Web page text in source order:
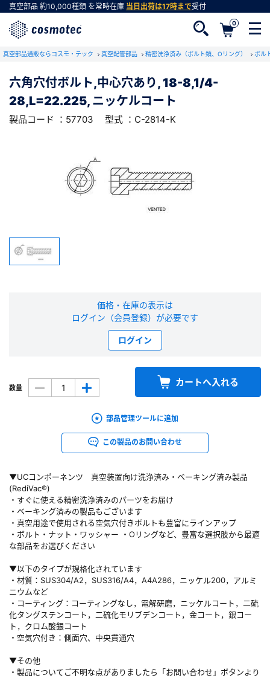
真空部品 約10,000種類 を常時在庫 当日出荷は17時まで受付
0
真空部品通販ならコスモ・テック 真空配管部品 精密洗浄済み（ボルト類、Oリング） ボル
六角穴付ボルト,中心穴あり, 18-8,1/4-
28,L=22.225, ニッケルコート
製品コード ：57703 型式 ：C-2814-K
▼UCコンポーネンツ 真空装置向け洗浄済み・ベーキング済み製品
(RediVac®)
・すぐに使える精密洗浄済みのパーツをお届け
・ベーキング済みの製品もございます
・真空用途で使用される空気穴付きボルトも豊富にラインアップ
・ボルト・ナット・ワッシャー ・Oリングなど、豊富な選択肢から最適
な部品をお選びください
▼以下のタイプが規格化されています
・材質：SUS304/A2，SUS316/A4，A4A286，ニッケル200，アルミ
ニウムなど
・コーティング：コーティングなし，電解研磨，ニッケルコート，二硫
化タングステンコート，二硫化モリブデンコート，金コート，銀コー
ト，クロム酸銀コート
・空気穴付き：側面穴、中央貫通穴
▼その他
・製品についてご不明な点がありましたら「お問い合わせ」ボタンより
価格・在庫の表示は
ログイン（会員登録）が必要です
ログイン
数量 カートへ入れる
部品管理ツールに追加
この製品のお問い合わせ
RoHS2適合報告書のダウンロード
下記製品のRoHS2適合報告書のダウンロードをします。
六角穴付ボルト,中心穴あり, 18-8,1/4-
28,L=22.225, ニッケルコート
型式 ：C-2814-K 製品コード ：57703
会社・学校・研究機関名
会員登録がお済みでない方
会員登録をすれば、便利な機能がご利用いただけ
※新規会員登録をお申し込み頂いてから本登録となるまで、数日間かかる場合
があります。また当社の判断によりお断りする場合があります。
会員の方はこちら
※メールアドレスを忘れた方は、お問い合わせページよりお問い合わせくださ